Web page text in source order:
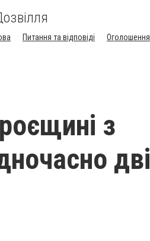
Питання та відповіді
Оголошення
з
дві